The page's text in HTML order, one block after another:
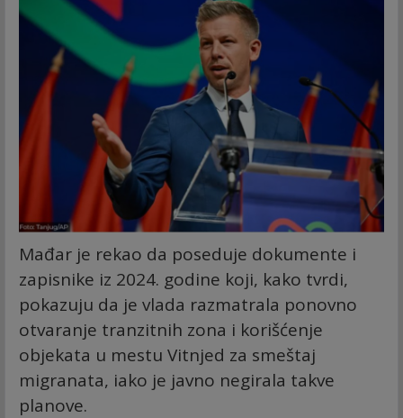
Mađar je rekao da poseduje dokumente i
zapisnike iz 2024. godine koji, kako tvrdi,
pokazuju da je vlada razmatrala ponovno
otvaranje tranzitnih zona i korišćenje
objekata u mestu Vitnjed za smeštaj
migranata, iako je javno negirala takve
planove.